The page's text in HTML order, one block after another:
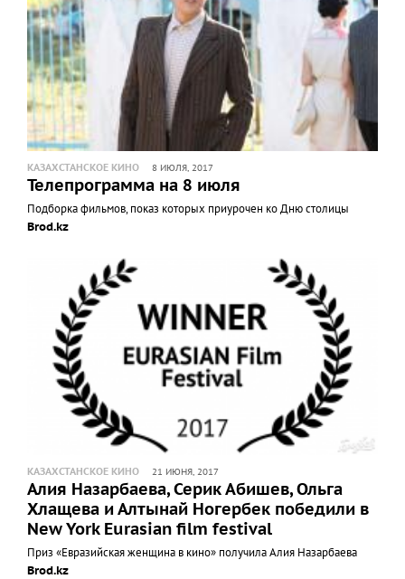
КАЗАХСТАНСКОЕ КИНО 8 ИЮЛЯ, 2017
Телепрограмма на 8 июля
Подборка фильмов, показ которых приурочен ко Дню столицы
Brod.kz
КАЗАХСТАНСКОЕ КИНО 21 ИЮНЯ, 2017
Алия Назарбаева, Серик Абишев, Ольга
Хлащева и Алтынай Ногербек победили в
New York Eurasian film festival
Приз «Евразийская женщина в кино» получила Алия Назарбаева
Brod.kz